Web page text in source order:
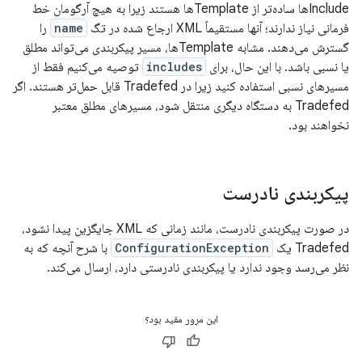
Includeها ساده‌تر از Templateها هستند زیرا به هیچ آرگومان خط
فرمانی نیاز ندارند؛ آنها مستقیماً XML ارجاع شده در تگ
name را
گسترش می‌دهند. مشابه Templateها، مسیر پیکربندی می‌تواند مطلق
یا نسبی باشد. با این حال، برای includes توصیه می‌کنیم فقط از
مسیرهای نسبی استفاده کنید زیرا در Tradefed قابل حمل‌تر هستند. اگر
Tradefed به دستگاه دیگری منتقل شود، مسیرهای مطلق معتبر
نخواهند بود.
پیکربندی نادرست
در صورت پیکربندی نادرست، مانند زمانی که XML جایگزین پیدا نشود،
Tradefed یک
ConfigurationException با شرح آنچه که به
نظر می‌رسد وجود ندارد یا پیکربندی نادرستی دارد، ارسال می‌کند.
این مرور مفید بود؟